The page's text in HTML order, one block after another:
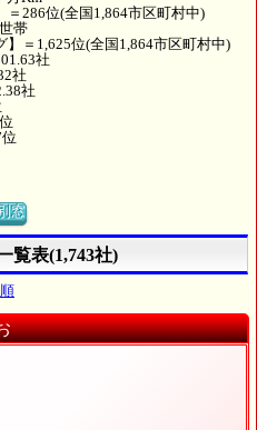
＝286位(全国1,864市区町村中)
帯
】＝1,625位(全国1,864市区町村中)
社
社
社
窓
覧表(1,743社)